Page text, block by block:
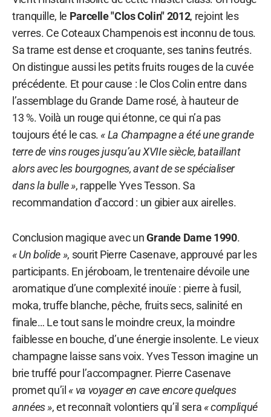
tranquille, le Parcelle "Clos Colin" 2012, rejoint les
verres. Ce Coteaux Champenois est inconnu de tous.
Sa trame est dense et croquante, ses tanins feutrés.
On distingue aussi les petits fruits rouges de la cuvée
précédente. Et pour cause : le Clos Colin entre dans
l’assemblage du Grande Dame rosé, à hauteur de
13 %. Voilà un rouge qui étonne, ce qui n’a pas
toujours été le cas.« La Champagne a été une grande
terre de vins rouges jusqu’au XVIIe siècle, bataillant
alors avec les bourgognes, avant de se spécialiser
dans la bulle », rappelle Yves Tesson. Sa
recommandation d’accord : un gibier aux airelles.
Conclusion magique avec unGrande Dame 1990.
« Un bolide », sourit Pierre Casenave, approuvé par les
participants. En jéroboam, le trentenaire dévoile une
aromatique d’une complexité inouïe : pierre à fusil,
moka, truffe blanche, pêche, fruits secs, salinité en
finale… Le tout sans le moindre creux, la moindre
faiblesse en bouche, d’une énergie insolente. Le vieux
champagne laisse sans voix. Yves Tesson imagine un
brie truffé pour l’accompagner. Pierre Casenave
promet qu’il« va voyager en cave encore quelques
années », et reconnaît volontiers qu’il sera« compliqué